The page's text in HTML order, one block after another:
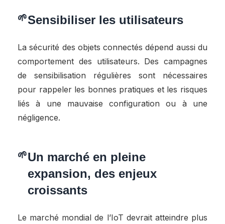
Sensibiliser les utilisateurs
La sécurité des objets connectés dépend aussi du
comportement des utilisateurs. Des campagnes
de sensibilisation régulières sont nécessaires
pour rappeler les bonnes pratiques et les risques
liés à une mauvaise configuration ou à une
négligence.
Un marché en pleine
expansion, des enjeux
croissants
Le marché mondial de l’IoT devrait atteindre plus